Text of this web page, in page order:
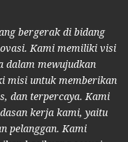
bergerak di bidang
Kami memiliki visi
dalam mewujudkan
misi untuk memberikan
dan terpercaya. Kami
kerja kami, yaitu
pelanggan. Kami